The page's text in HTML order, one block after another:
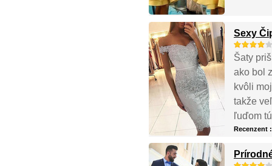
Sexy
Šaty
ako bol
kvôli
takže
ľuďom
Recenzent